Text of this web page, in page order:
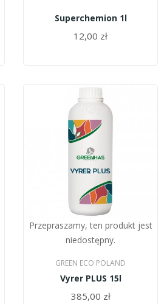
Superchemion 1l
12,00 zł
Przepraszamy, ten produkt jest
niedostępny.
GREEN ECO POLAND
Vyrer PLUS 15l
385,00 zł